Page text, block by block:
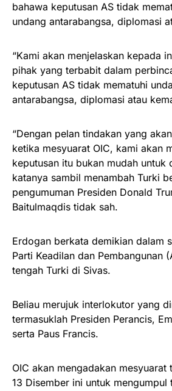
bahawa keputusan AS tidak
undang antarabangsa, diplomasi
“Kami akan menjelaskan kepada
pihak yang terbabit dalam
keputusan AS tidak mematuhi
antarabangsa, diplomasi atau
“Dengan pelan tindakan yang
ketika mesyuarat OIC, kami akan
keputusan itu bukan mudah untuk
katanya sambil menambah Turki
pengumuman Presiden Donald
Baitulmaqdis tidak sah.
Erdogan berkata demikian dalam
Parti Keadilan dan Pembangunan
tengah Turki di Sivas.
Beliau merujuk interlokutor yang
termasuklah Presiden Perancis,
serta Paus Francis.
OIC akan mengadakan
13 Disember ini untuk mengumpul